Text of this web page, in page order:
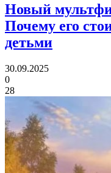
Новый
Почему его
детьми
30.09.2025
0
28